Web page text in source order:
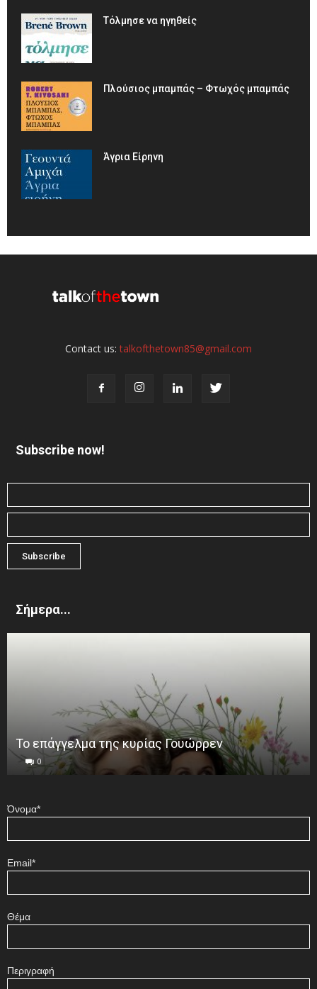
Τόλμησε να ηγηθείς
Πλούσιος μπαμπάς – Φτωχός μπαμπάς
Άγρια Είρηνη
Contact us:talkofthetown85@gmail.com
Subscribe now!
Σήμερα...
Το επάγγελμα της κυρίας Γουώρρεν
0
Όνομα*
Email*
Θέμα
Περιγραφή